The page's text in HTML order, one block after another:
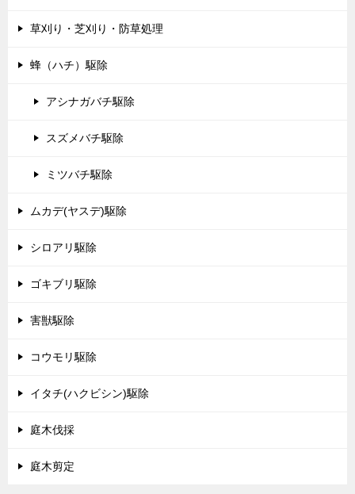
草刈り・芝刈り・防草処理
蜂（ハチ）駆除
アシナガバチ駆除
スズメバチ駆除
ミツバチ駆除
ムカデ(ヤスデ)駆除
シロアリ駆除
ゴキブリ駆除
害獣駆除
コウモリ駆除
イタチ(ハクビシン)駆除
庭木伐採
庭木剪定